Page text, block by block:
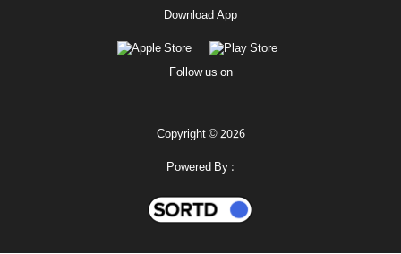
Download App
Follow us on
Copyright © 2026
Powered By :